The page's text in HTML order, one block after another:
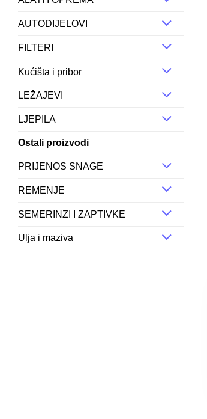
AUTODIJELOVI
FILTERI
Kućišta i pribor
LEŽAJEVI
LJEPILA
Ostali proizvodi
PRIJENOS SNAGE
REMENJE
SEMERINZI I ZAPTIVKE
Ulja i maziva